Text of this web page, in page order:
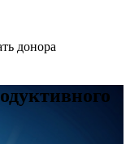
донора